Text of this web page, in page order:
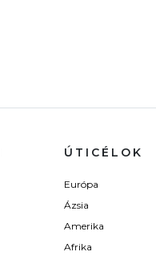
ÚTICÉLOK
Európa
Ázsia
Amerika
Afrika